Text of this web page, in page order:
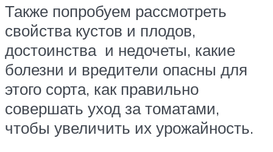
Также попробуем рассмотреть
свойства кустов и плодов,
достоинства и недочеты, какие
болезни и вредители опасны для
этого сорта, как правильно
совершать уход за томатами,
чтобы увеличить их урожайность.